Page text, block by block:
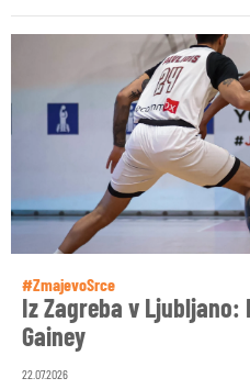
#ZmajevoSrce
Iz Zagreba v Ljubljano:
Gainey
22.07.2026